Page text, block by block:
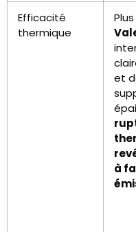
Efficacité
thermique
et
à